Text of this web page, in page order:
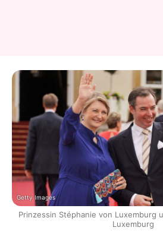
Getty Images
Prinzessin Stéphanie von Luxemburg
Luxemburg